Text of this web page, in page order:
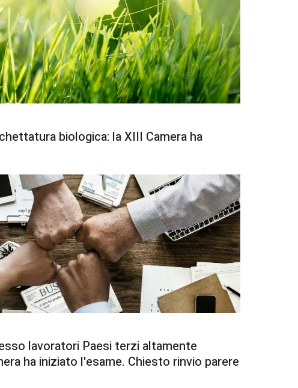
biologica: la XIII Camera ha
lavoratori Paesi terzi altamente
ha iniziato l'esame. Chiesto rinvio parere